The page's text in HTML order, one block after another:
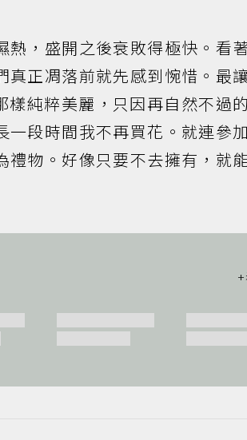
熱，盛開之後衰敗得極快。看
正凋落前就先感到惋惜。最
純粹美麗，只因再自然不過
段時間我不再買花。就連參
物。好像只要不去擁有，就